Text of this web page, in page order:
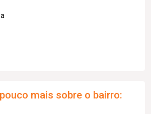
mais sobre o bairro: